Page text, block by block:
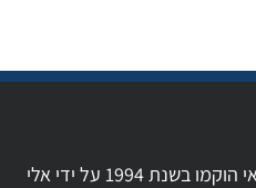
מרכזי השירות הילוך שישי יונדאי הוקמו בשנת 1994 על ידי אלי